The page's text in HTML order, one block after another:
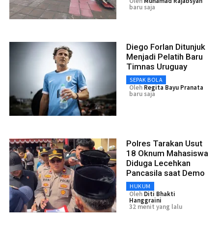
baru saja
Diego Forlan Ditunjuk
Menjadi Pelatih Baru
Timnas Uruguay
SEPAK BOLA
Oleh Regita Bayu Pranata
baru saja
Polres Tarakan Usut
18 Oknum Mahasiswa
Diduga Lecehkan
Pancasila saat Demo
HUKUM
Oleh Diti Bhakti
Hanggraini
32 menit yang lalu